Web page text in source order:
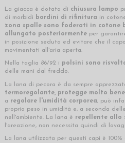
La giacca è dotata di chiusura lampo
di morbidi
bordini di rifinitura in
zona spalle sono foderati in cotone
allungato posteriormente per
in posizione seduta ed evitare che il
movimentati all'aria aperta.
Nella taglia 86/92 i polsini sono
delle mani dal freddo.
La lana di pecora è da sempre
termoregolante, protegge molto
a regolare l'umidità corporea, può
proprio peso in umidità e, a seconda
nell'ambiente. La lana è repellente allo
l'areazione, non necessita quindi di
La lana utilizzata per questi capi è